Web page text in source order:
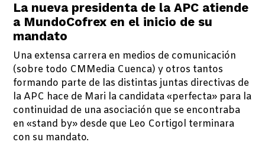
La nueva presidenta de la APC atiende
a MundoCofrex en el inicio de su
mandato
Una extensa carrera en medios de comunicación
(sobre todo CMMedia Cuenca) y otros tantos
formando parte de las distintas juntas directivas de
la APC hace de Mari la candidata «perfecta» para la
continuidad de una asociación que se encontraba
en «stand by» desde que Leo Cortigol terminara
con su mandato.